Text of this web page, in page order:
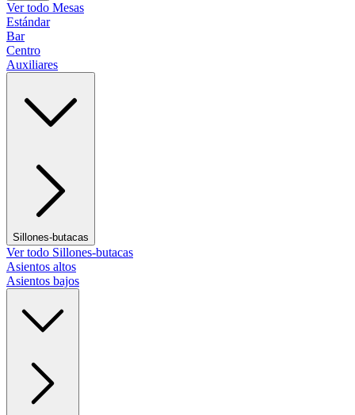
Ver todo Mesas
Estándar
Bar
Centro
Auxiliares
Sillones-butacas
Ver todo Sillones-butacas
Asientos altos
Asientos bajos